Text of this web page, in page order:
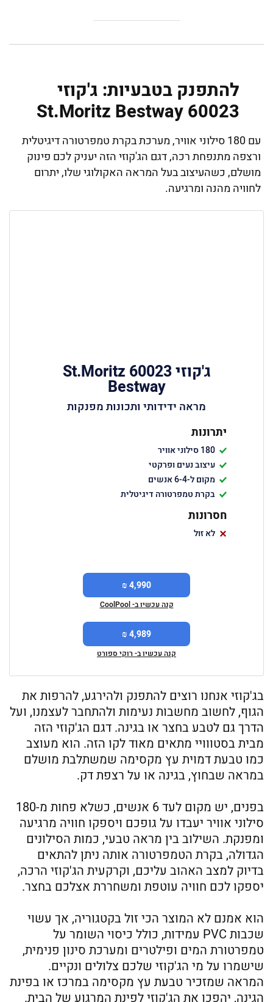
להתפנק בטבעיות: ג'קוזי‏
60023 St.Moritz Bestway
עם 180 סילוני אוויר, מערכת בקרת טמפרטורה דיגיטלית
ורצפה מתנפחת רכה, דגם הג'קוזי הזה יעניק לכם פינוק
מושלם, כשהעיצוב בעל המראה האקולוגי שלו, יתרום
לחוויה מהנה ומרגיעה.
ג'קוזי‏ 60023 St.Moritz
Bestway
מראה ידידותי ותכונות מפנקות
יתרונות
180 סילוני אוויר
עיצוב נעים ופרקטי
מקום ל-6-4 אנשים
בקרת טמפרטורה דיגיטלית
חסרונות
לא זול
4,990 ₪
קנה עכשיו ב- CoolPool
4,989 ₪
קנה עכשיו ב- רוקי ספורט
בג'קוזי אנחנו רוצים להתפנק ולהירגע, להרפות את
הגוף, לחשוב מחשבות נעימות ולהתחבר לעצמנו, ועל
הדרך גם לטבע בחצר או בגינה. דגם הג'קוזי הזה
מבית בסטווויי מתאים מאוד לקו הזה. הוא מעוצב
כמו טבעת דמוית עץ מקסימה שמשתלבת מושלם
במראה שבחוץ, בגינה או על רצפת דק.
בפנים, יש מקום לעד 6 אנשים, כשלא פחות מ-180
סילוני אוויר יעבדו על גופכם ויספקו חוויה מרגיעה
ומפנקת. השילוב בין מראה טבעי, כמות הסילונים
הגדולה, בקרת הטמפרטורה אותה ניתן להתאים
בדיוק למצב האהוב עליכם, וקרקעית הג'קוזי הרכה,
יספקו לכם חוויה עוטפת ומשחררת אצלכם בחצר.
הוא אמנם לא המוצר הכי זול בקטגוריה, אך עשוי
שכבות PVC עמידות, כולל כיסוי השומר על
טמפרטורת המים ופילטרים ומערכת סינון פנימית,
שישמרו על מי הג'קוזי שלכם צלולים ונקיים.
המראה שמזכיר טבעת עץ מקסימה במרכז או בפינת
הגינה, יהפכו את הג'קוזי לפינת המרגוע של הבית.